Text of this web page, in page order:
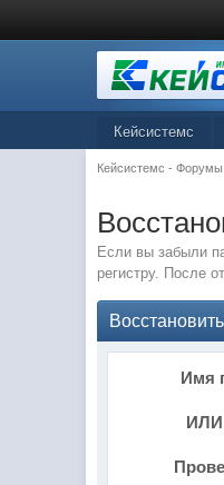
Кейсистемс
Кейсистемс - Форумы
Если вы забыли
регистру. После
Имя
ИЛИ